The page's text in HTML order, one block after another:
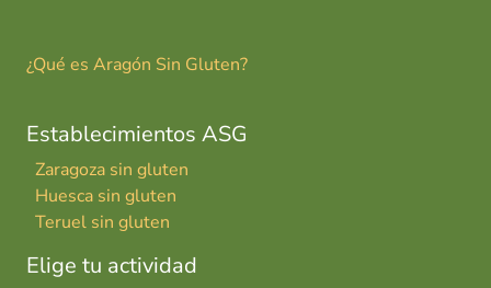
¿Qué es Aragón Sin Gluten?
Establecimientos ASG
Zaragoza sin gluten
Huesca sin gluten
Teruel sin gluten
Elige tu actividad